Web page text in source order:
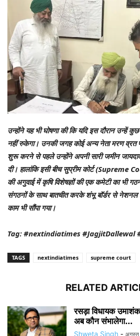
उन्होंने यह भी घोषणा की कि यदि इस दौरान उन्हें
नहीं रुकेगा। उनकी जगह कोई अन्य नेता मरण
शुरू करने से पहले उन्होंने अपनी सारी जमीन
दी। हालांकि इसी बीच सुप्रीम कोर्ट (Supreme
की अगुवाई में कृषि विशेषज्ञों की एक कमेटी का भी
संगठनों के साथ बातचीत करके शंभू बॉर्डर से नेशनल
काम भी सौंपा गया।
Tag: #nextindiatimes #JagjitDallewal
TAGS nextindiatimes supreme court
RELATED
रसड़ा विधायक
अब कौन संभालेगा...
Shweta Singh -